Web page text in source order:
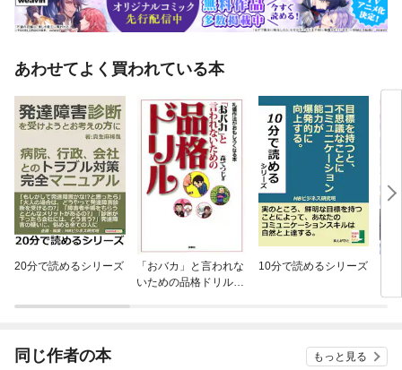
あわせてよく買われている本
20分で読めるシリーズ
「おバカ」と言われな
いための品格ドリル
10分で読めるシリーズ
ラ
同じ作者の本 もっと見る